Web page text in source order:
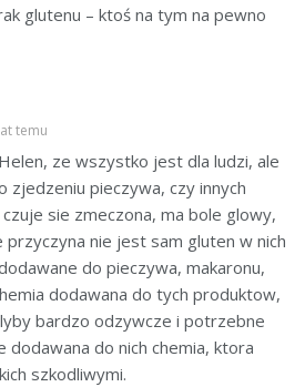
glutenu – ktoś na tym na pewno
temu
ze wszystko jest dla ludzi, ale
zjedzeniu pieczywa, czy innych
sie zmeczona, ma bole glowy,
nie jest sam gluten w nich
do pieczywa, makaronu,
dodawana do tych produktow,
bardzo odzywcze i potrzebne
dodawana do nich chemia, ktora
szkodliwymi.